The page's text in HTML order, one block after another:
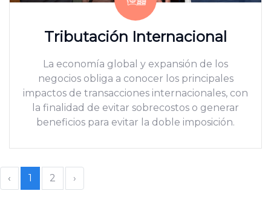
Tributación Internacional
La economía global y expansión de los
negocios obliga a conocer los principales
impactos de transacciones internacionales, con
la finalidad de evitar sobrecostos o generar
beneficios para evitar la doble imposición.
‹ 1 2 ›